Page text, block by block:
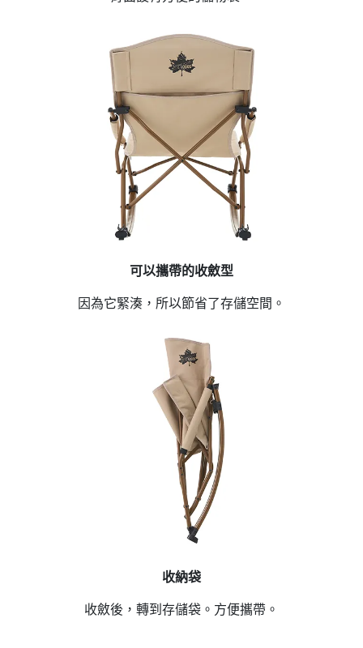
可以攜帶的收斂型
因為它緊湊，所以節省了存儲空間。
收納袋
收斂後，轉到存儲袋。方便攜帶。